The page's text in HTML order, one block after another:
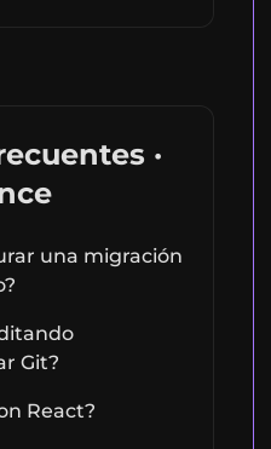
·
una migración
Git?
React?